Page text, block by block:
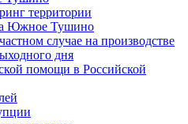
территории
Южное Тушино
случае на производстве
дня
помощи в Российской